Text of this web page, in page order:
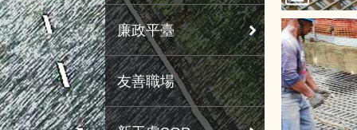
廉政平臺
友善職場